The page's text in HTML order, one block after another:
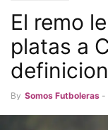
El remo
platas a
By Somos Futboleras -